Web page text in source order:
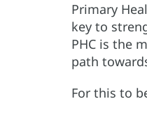
Primary
key to
PHC is the
path
For this to